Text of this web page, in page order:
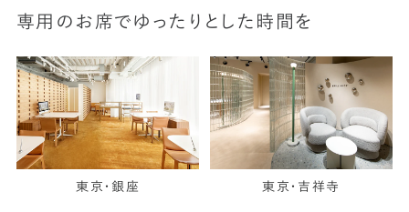
専用のお席でゆったりとした時間を
東京・銀座 東京・吉祥寺